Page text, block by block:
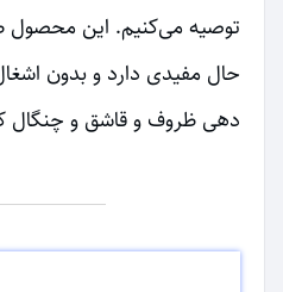
توصیه می‌کنیم. این
حال مفیدی دارد و بدون
دهی ظروف و قاشق و